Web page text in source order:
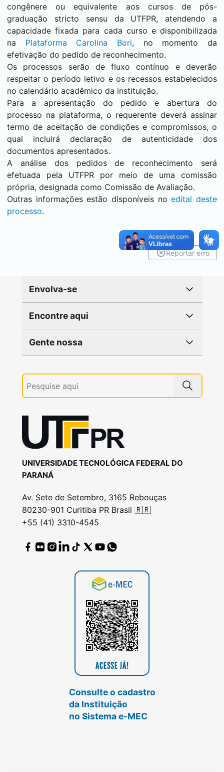
congênere ou equivalente aos cursos de pós-
graduação stricto sensu da UTFPR, atendendo a
capacidade fixada para cada curso e disponibilizada
na Plataforma Carolina Bori, no momento da
efetivação do pedido de reconhecimento.
Os processos serão de fluxo contínuo e deverão
respeitar o período letivo e os recessos estabelecidos
no calendário acadêmico da instituição.
Para a apresentação do pedido e abertura do
processo na plataforma, o requerente deverá assinar
termo de aceitação de condições e compromissos, o
qual incluirá declaração de autenticidade dos
documentos apresentados.
A análise dos pedidos de reconhecimento será
efetuada pela UTFPR por meio de uma comissão
própria, designada como Comissão de Avaliação.
Outras informações estão disponíveis noedital deste
processo.
Reportar erro
Envolva-se
Encontre aqui
Gente nossa
UNIVERSIDADE TECNOLÓGICA FEDERAL DO
PARANÁ
Av. Sete de Setembro, 3165 Rebouças
80230-901 Curitiba PR Brasil 🇧🇷
+55 (41) 3310-4545
Consulte o cadastro
da Instituição
no Sistema e-MEC